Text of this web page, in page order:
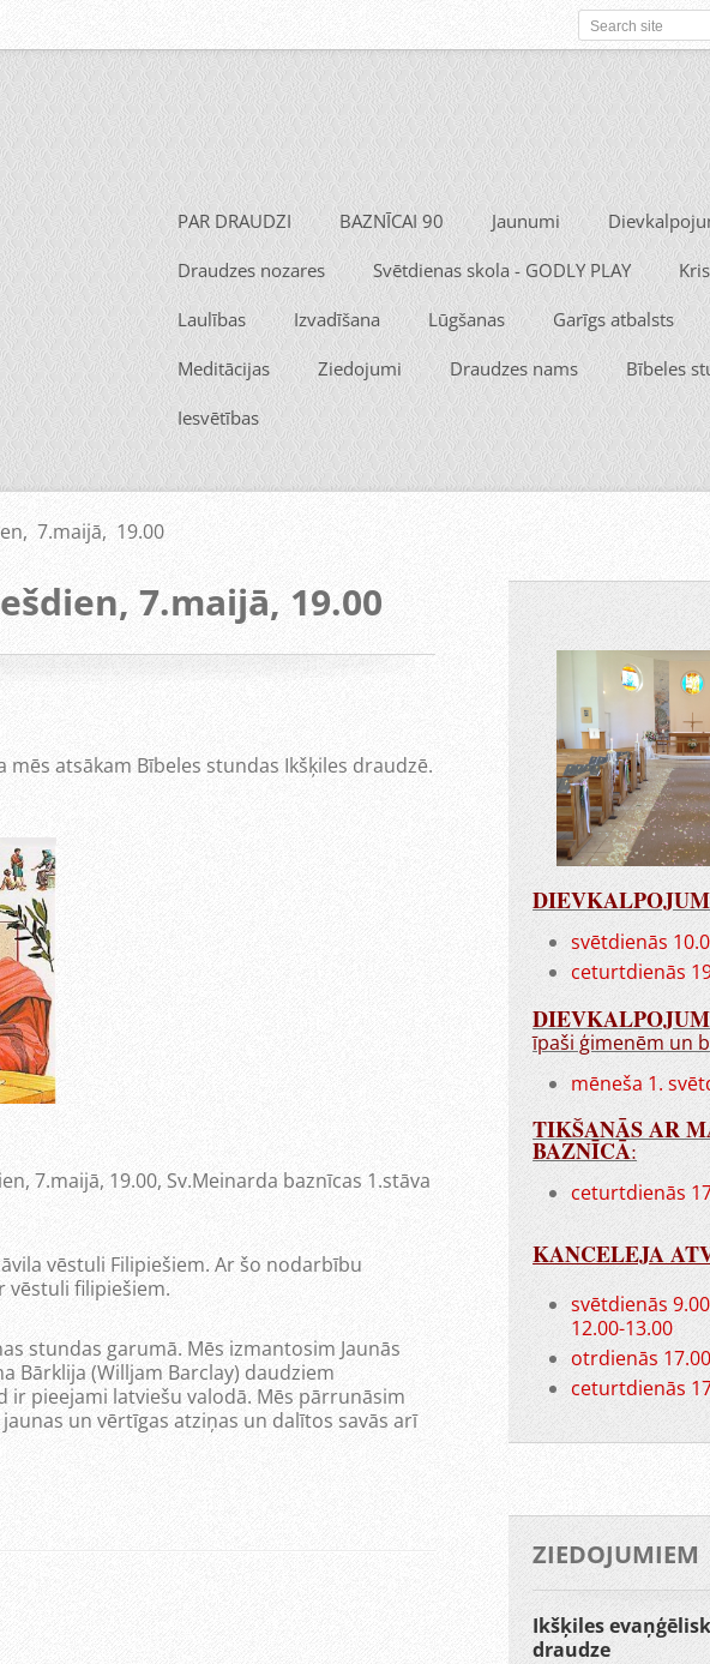
PAR DRAUDZI BAZNĪCAI 90 Jaunumi
Draudzes nozares Svētdienas skola - GODLY PLAY
Laulības Izvadīšana Lūgšanas Garīgs atbalsts
Meditācijas Ziedojumi Draudzes nams Bībeles
Iesvētības
7.maijā, 19.00
7.maijā, 19.00
atsākam Bībeles stundas Ikšķiles draudzē.
7.maijā, 19.00, Sv.Meinarda baznīcas 1.stāva
vēstuli Filipiešiem. Ar šo nodarbību
vēstuli filipiešiem.
stundas garumā. Mēs izmantosim Jaunās
Bārklija (Willjam Barclay) daudziem
ir pieejami latviešu valodā. Mēs pārrunāsim
un vērtīgas atziņas un dalītos savās arī
svētdienās
ceturtdienās
īpaši ģimenēm un
mēneša 1.
TIKŠANĀS AR
BAZNĪCĀ:
ceturtdienās
KANCELEJA
svētdienās
12.00-13.00
otrdienās
ceturtdienās
ZIEDOJUMIEM
Ikšķiles
draudze